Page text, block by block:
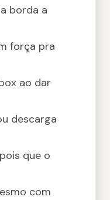
borda a
força pra
ao dar
descarga
que o
com